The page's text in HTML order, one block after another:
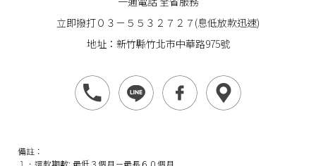
立即撥打０３－５５３２７２７(息低放款迅速)
地址：新竹縣竹北市中華路975號
備註：